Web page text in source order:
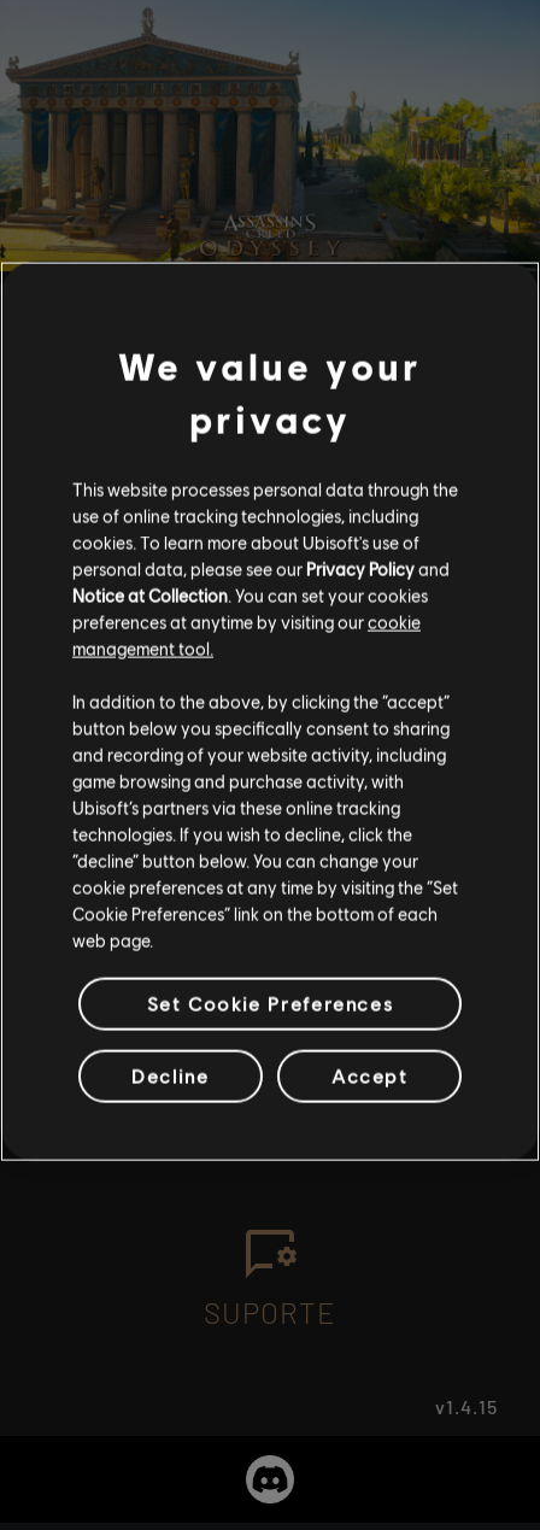
playlist_add
Histórias da comunidade
As histórias criadas neste website foram
criadas pela comunidade e, desse modo,
certos conteúdos podem não ser
apropriados para todas as idades ou para
Ao consumir este conteúdo, você concorda
que compreende os riscos.
COMPREENDO
SAIR
INTRODUÇÃO
PERGUNTAS FREQUENTES
SUPORTE
v1.4.15
We value your
privacy
This website processes personal data through the
use of online tracking technologies, including
cookies. To learn more about Ubisoft's use of
personal data, please see our Privacy Policyand
Notice at Collection. You can set your cookies
preferences at anytime by visiting ourcookie
management tool.
In addition to the above, by clicking the “accept”
button below you specifically consent to sharing
and recording of your website activity, including
game browsing and purchase activity, with
Ubisoft’s partners via these online tracking
technologies. If you wish to decline, click the
“decline” button below. You can change your
cookie preferences at any time by visiting the “Set
Cookie Preferences” link on the bottom of each
web page.
Set Cookie Preferences
Decline Accept